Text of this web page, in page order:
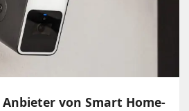
Anbieter von Smart Home-